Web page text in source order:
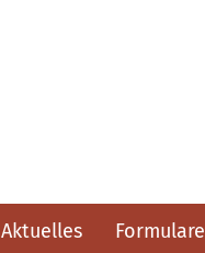
Aktuelles Formulare